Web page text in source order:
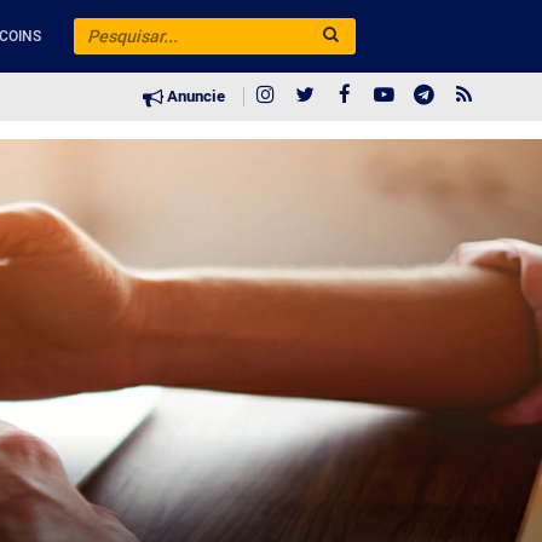
Anuncie